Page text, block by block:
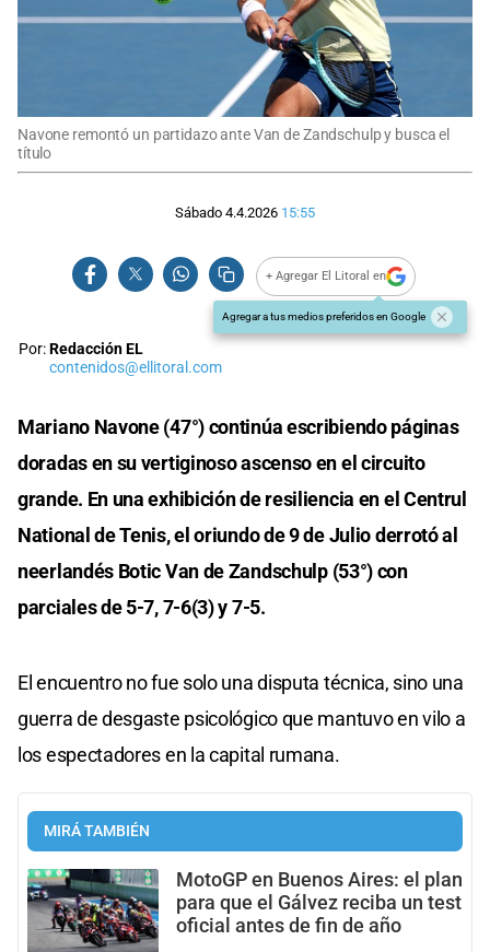
Navone remontó un partidazo ante Van de Zandschulp y busca el
título
Sábado 4.4.2026 15:55
+ Agregar El Litoral en
Agregar a tus medios preferidos en Google
Por:Redacción EL
contenidos@ellitoral.com
Mariano Navone (47°) continúa escribiendo páginas
doradas en su vertiginoso ascenso en el circuito
grande. En una exhibición de resiliencia en el Centrul
National de Tenis, el oriundo de 9 de Julio derrotó al
neerlandés Botic Van de Zandschulp (53°) con
parciales de 5-7, 7-6(3) y 7-5.
El encuentro no fue solo una disputa técnica, sino una
guerra de desgaste psicológico que mantuvo en vilo a
los espectadores en la capital rumana.
MIRÁ TAMBIÉN
MotoGP en Buenos Aires: el plan
para que el Gálvez reciba un test
oficial antes de fin de año